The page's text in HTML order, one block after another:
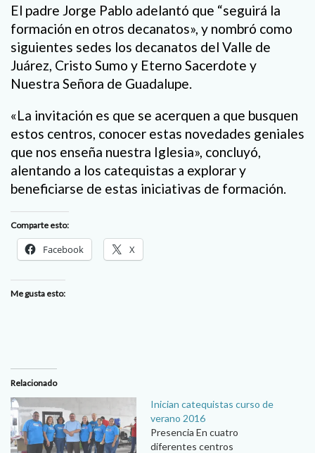
El padre Jorge Pablo adelantó que “seguirá la
formación en otros decanatos», y nombró como
siguientes sedes los decanatos del Valle de
Juárez, Cristo Sumo y Eterno Sacerdote y
Nuestra Señora de Guadalupe.
«La invitación es que se acerquen a que busquen
estos centros, conocer estas novedades geniales
que nos enseña nuestra Iglesia», concluyó,
alentando a los catequistas a explorar y
beneficiarse de estas iniciativas de formación.
Comparte esto:
Facebook X
Me gusta esto:
Relacionado
Inician catequistas curso de
verano 2016
Presencia En cuatro
diferentes centros